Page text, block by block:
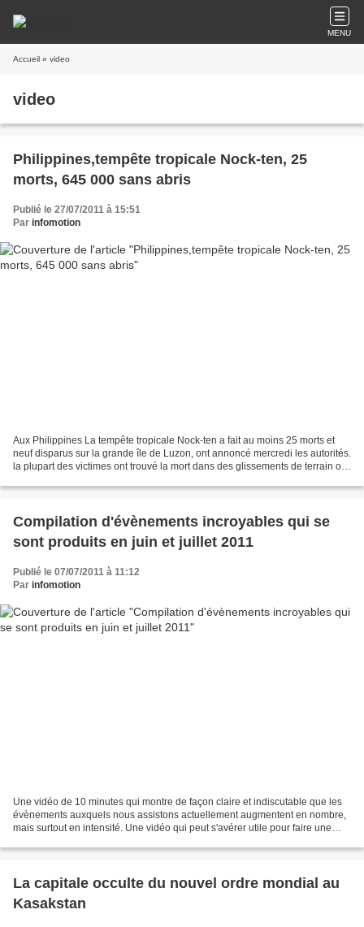
MENU
Accueil » video
video
Philippines,tempête tropicale Nock-ten, 25
morts, 645 000 sans abris
Publié le 27/07/2011 à 15:51
Par infomotion
Aux Philippines La tempête tropicale Nock-ten a fait au moins 25 morts et
neuf disparus sur la grande île de Luzon, ont annoncé mercredi les autorités.
la plupart des victimes ont trouvé la mort dans des glissements de terrain ou
Compilation d'évènements incroyables qui se
sont produits en juin et juillet 2011
Publié le 07/07/2011 à 11:12
Par infomotion
Une vidéo de 10 minutes qui montre de façon claire et indiscutable que les
évènements auxquels nous assistons actuellement augmentent en nombre,
mais surtout en intensité. Une vidéo qui peut s'avérer utile pour faire une
La capitale occulte du nouvel ordre mondial au
Kasakstan